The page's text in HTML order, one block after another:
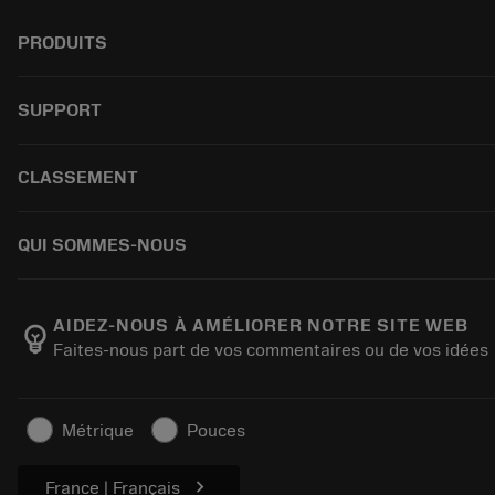
PRODUITS
Kaikki ohjelmistot
Reconditionnement
SUPPORT
Distributeurs et spécialistes
Calculatrices et applications
CLASSEMENT
Commande
Suivez votre commande
Établir un devis
QUI SOMMES-NOUS
Fabrication de bien-être
Carrière
Articles
Pour presse
emoji_objects AIDEZ-NOUS À AMÉLIORER NOTRE SITE WEB
Faites-nous part de vos commentaires ou de vos idées
Métrique Pouces
France | Français chevron_right